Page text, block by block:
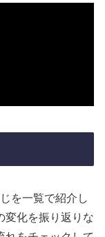
を一覧で紹介し
変化を振り返りな